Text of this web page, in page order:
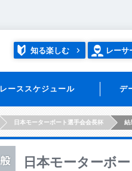
知る楽しむ レーサ
レーススケジュール デ
日本モーターボート選手会会長杯 結
日本モーターボ